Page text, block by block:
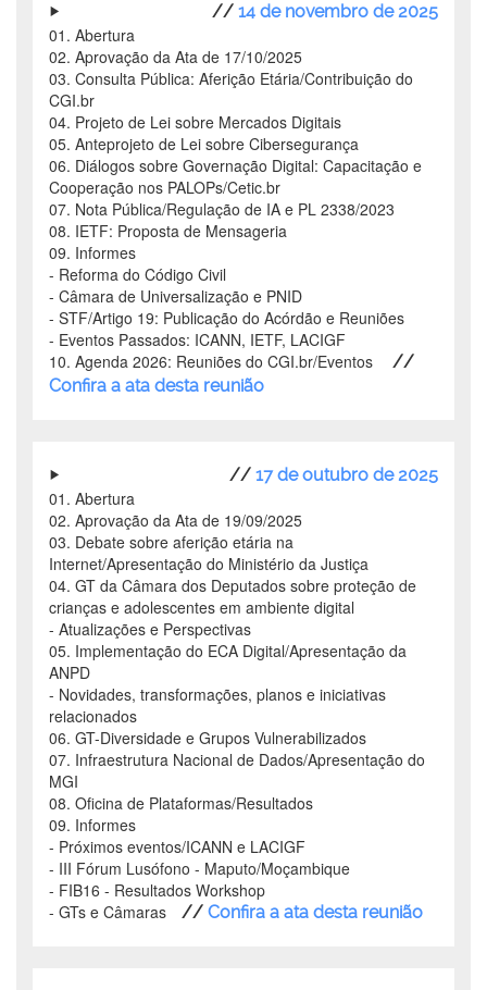
// 14 de novembro de 2025
01. Abertura
02. Aprovação da Ata de 17/10/2025
03. Consulta Pública: Aferição Etária/Contribuição do
CGI.br
04. Projeto de Lei sobre Mercados Digitais
05. Anteprojeto de Lei sobre Cibersegurança
06. Diálogos sobre Governação Digital: Capacitação e
Cooperação nos PALOPs/Cetic.br
07. Nota Pública/Regulação de IA e PL 2338/2023
08. IETF: Proposta de Mensageria
09. Informes
- Reforma do Código Civil
- Câmara de Universalização e PNID
- STF/Artigo 19: Publicação do Acórdão e Reuniões
- Eventos Passados: ICANN, IETF, LACIGF
10. Agenda 2026: Reuniões do CGI.br/Eventos
//
Confira a ata desta reunião
// 17 de outubro de 2025
01. Abertura
02. Aprovação da Ata de 19/09/2025
03. Debate sobre aferição etária na
Internet/Apresentação do Ministério da Justiça
04. GT da Câmara dos Deputados sobre proteção de
crianças e adolescentes em ambiente digital
- Atualizações e Perspectivas
05. Implementação do ECA Digital/Apresentação da
ANPD
- Novidades, transformações, planos e iniciativas
relacionados
06. GT-Diversidade e Grupos Vulnerabilizados
07. Infraestrutura Nacional de Dados/Apresentação do
MGI
08. Oficina de Plataformas/Resultados
09. Informes
- Próximos eventos/ICANN e LACIGF
- III Fórum Lusófono - Maputo/Moçambique
- FIB16 - Resultados Workshop
- GTs e Câmaras
// Confira a ata desta reunião